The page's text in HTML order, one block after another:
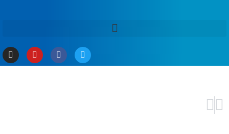
STJ: